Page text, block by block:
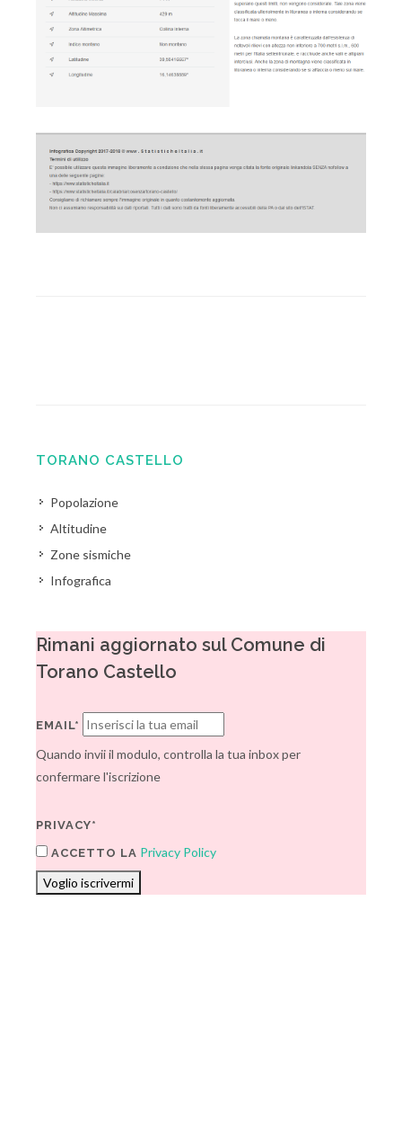
TORANO CASTELLO
Popolazione
Altitudine
Zone sismiche
Infografica
Rimani aggiornato sul Comune di
Torano Castello
EMAIL*
Quando invii il modulo, controlla la tua inbox per
confermare l'iscrizione
PRIVACY*
ACCETTO LA Privacy Policy
Voglio iscrivermi